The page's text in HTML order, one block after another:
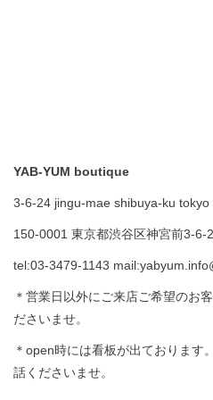
YAB-YUM boutique
3-6-24 jingu-mae shibuya-ku tokyo
150-0001 東京都渋谷区神宮前3-6-
tel:03-3479-1143
＊営業日以外にご来店ご希望のお
ださいませ。
＊open時には看板が出ております
話くださいませ。